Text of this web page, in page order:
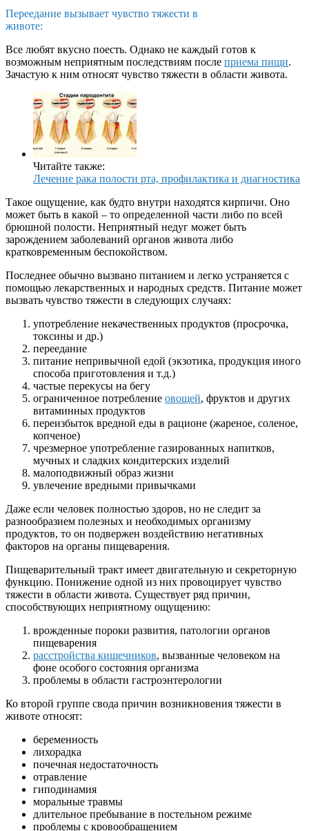
Переедание вызывает чувство тяжести в
животе:
Все любят вкусно поесть. Однако не каждый готов к
возможным неприятным последствиям после приема пищи.
Зачастую к ним относят чувство тяжести в области живота.
Читайте также:
Лечение рака полости рта, профилактика и диагностика
Такое ощущение, как будто внутри находятся кирпичи. Оно
может быть в какой – то определенной части либо по всей
брюшной полости. Неприятный недуг может быть
зарождением заболеваний органов живота либо
кратковременным беспокойством.
Последнее обычно вызвано питанием и легко устраняется с
помощью лекарственных и народных средств. Питание может
вызвать чувство тяжести в следующих случаях:
употребление некачественных продуктов (просрочка,
токсины и др.)
переедание
питание непривычной едой (экзотика, продукция иного
способа приготовления и т.д.)
частые перекусы на бегу
ограниченное потребление овощей, фруктов и других
витаминных продуктов
переизбыток вредной еды в рационе (жареное, соленое,
копченое)
чрезмерное употребление газированных напитков,
мучных и сладких кондитерских изделий
малоподвижный образ жизни
увлечение вредными привычками
Даже если человек полностью здоров, но не следит за
разнообразием полезных и необходимых организму
продуктов, то он подвержен воздействию негативных
факторов на органы пищеварения.
Пищеварительный тракт имеет двигательную и секреторную
функцию. Понижение одной из них провоцирует чувство
тяжести в области живота. Существует ряд причин,
способствующих неприятному ощущению:
врожденные пороки развития, патологии органов
пищеварения
расстройства кишечников, вызванные человеком на
фоне особого состояния организма
проблемы в области гастроэнтерологии
Ко второй группе свода причин возникновения тяжести в
животе относят:
беременность
лихорадка
почечная недостаточность
отравление
гиподинамия
моральные травмы
длительное пребывание в постельном режиме
проблемы с кровообращением